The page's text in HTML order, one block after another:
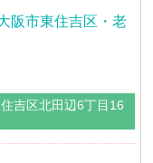
市東住吉区・老
吉区北田辺6丁目16